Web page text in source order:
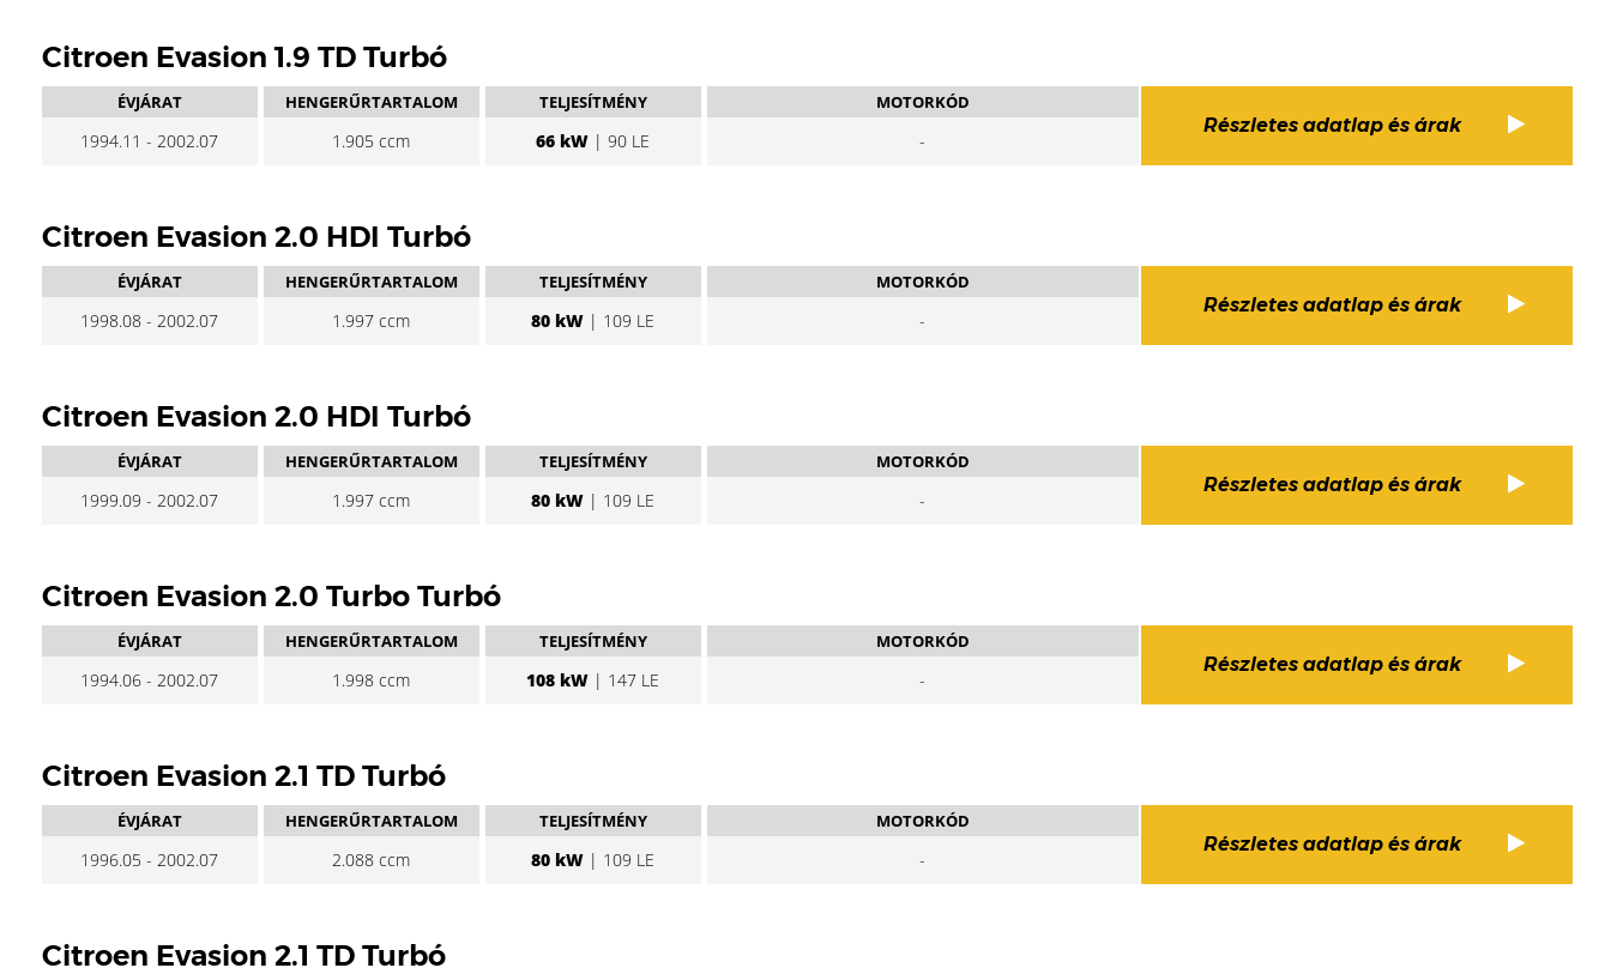
Citroen Evasion 1.9 TD Turbó
ÉVJÁRAT
1994.11 - 2002.07
HENGERŰRTARTALOM
1.905 ccm
TELJESÍTMÉNY
66 kW | 90 LE
MOTORKÓD
-
Részletes adatlap és árak
Citroen Evasion 2.0 HDI Turbó
ÉVJÁRAT
1998.08 - 2002.07
HENGERŰRTARTALOM
1.997 ccm
TELJESÍTMÉNY
80 kW | 109 LE
MOTORKÓD
-
Részletes adatlap és árak
Citroen Evasion 2.0 HDI Turbó
ÉVJÁRAT
1999.09 - 2002.07
HENGERŰRTARTALOM
1.997 ccm
TELJESÍTMÉNY
80 kW | 109 LE
MOTORKÓD
-
Részletes adatlap és árak
Citroen Evasion 2.0 Turbo Turbó
ÉVJÁRAT
1994.06 - 2002.07
HENGERŰRTARTALOM
1.998 ccm
TELJESÍTMÉNY
108 kW | 147 LE
MOTORKÓD
-
Részletes adatlap és árak
Citroen Evasion 2.1 TD Turbó
ÉVJÁRAT
1996.05 - 2002.07
HENGERŰRTARTALOM
2.088 ccm
TELJESÍTMÉNY
80 kW | 109 LE
MOTORKÓD
-
Részletes adatlap és árak
Citroen Evasion 2.1 TD Turbó